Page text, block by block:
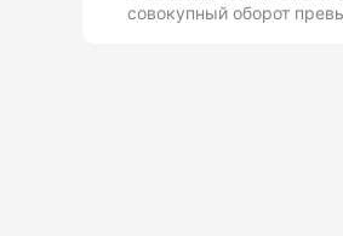
совокупный оборот